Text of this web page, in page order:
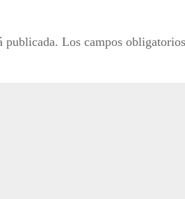
publicada. Los campos